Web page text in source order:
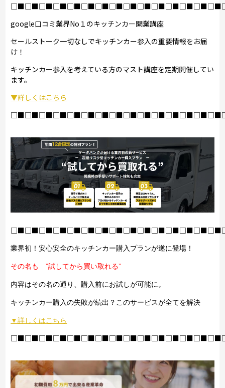
google口コミ業界No１のキッチンカー開業講座
セールストーク一切なしでキッチンカー参入の重要情報をお届
け！
キッチンカー参入を考えている方のマスト講座を定期開催してい
ます。
▼詳しくはこちら
業界初！安心安全のキッチンカー購入プランが遂に登場！
その名も ”試してから買い取れる”
内容はその名の通り、購入前にお試しが可能に。
キッチンカー購入の失敗が続出？このサービスが全てを解決
▼詳しくはこちら